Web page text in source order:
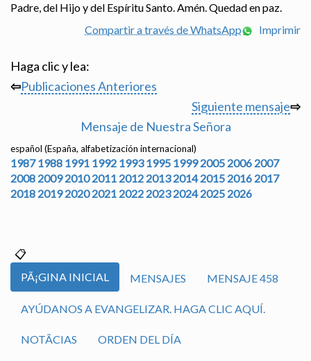
Padre, del Hijo y del Espíritu Santo. Amén. Quedad en paz.
Compartir a través de WhatsApp
Imprimir
Haga clic y lea:
⇦Publicaciones Anteriores
Siguiente mensaje⇨
Mensaje de Nuestra Señora
español (España, alfabetización internacional)
1987 1988 1991 1992 1993 1995 1999 2005 2006 2007
2008 2009 2010 2011 2012 2013 2014 2015 2016 2017
2018 2019 2020 2021 2022 2023 2024 2025 2026
PÃ¡GINA INICIAL MENSAJES MENSAJE 458
AYÚDANOS A EVANGELIZAR. HAGA CLIC AQUÍ.
NOTÃ­CIAS ORDEN DEL DÍA